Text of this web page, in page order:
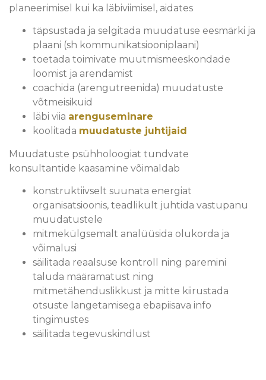
planeerimisel kui ka läbiviimisel, aidates
täpsustada ja selgitada muudatuse eesmärki ja
plaani (sh kommunikatsiooniplaani)
toetada toimivate muutmismeeskondade
loomist ja arendamist
coachida (arengutreenida) muudatuste
võtmeisikuid
läbi viia arenguseminare
koolitada muudatuste juhtijaid
Muudatuste psühholoogiat tundvate
konsultantide kaasamine võimaldab
konstruktiivselt suunata energiat
organisatsioonis, teadlikult juhtida vastupanu
muudatustele
mitmekülgsemalt analüüsida olukorda ja
võimalusi
säilitada reaalsuse kontroll ning paremini
taluda määramatust ning
mitmetähenduslikkust ja mitte kiirustada
otsuste langetamisega ebapiisava info
tingimustes
säilitada tegevuskindlust